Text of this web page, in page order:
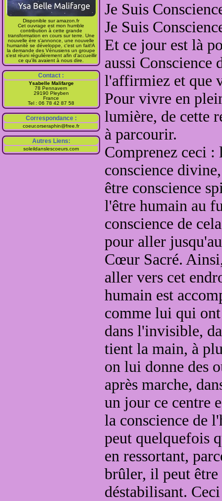
Disponible sur amazon.fr
Cet ouvrage est mon humble
contribution à cette grande
transformation en cours sur terre. Une
nouvelle ère s'annonce, une nouvelle
humanité se développe, c'est un fait!A
la demande des Vénusiens un groupe
s'est réuni régulièrement afin d'accueillir
ce qu'ils avaient à nous dire.
Contact :
Ysabelle Malifarge
78 Pennavern
29190 Pleyben
France
Tel : 06 78 42 87 58
Correspondance :
coeur.orseraphin@free.fr
Autres Liens:
soleildanslescoeurs.com
Je Suis
Je Suis
Et ce jour est là
aussi
l'affirmiez et que
Pour vivre en
lumière, de cette
à parcourir.
Comprenez ceci :
conscience
être conscience
l'être humain au
conscience de
pour aller
Cœur Sacré.
aller vers cet
humain est
comme lui qui
dans l'invisible,
tient la main, à
on lui donne des
après marche,
un jour ce centre
la conscience de
peut quelquefois
en ressortant,
brûler, il peut
déstabilisant.